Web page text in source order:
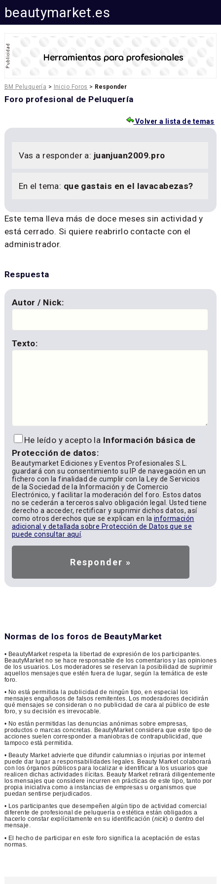
beautymarket.es
BM Peluquería > Inicio Foros > Responder
Foro profesional de Peluquería
Volver a lista de temas
Vas a responder a: juanjuan2009.pro
En el tema: que gastais en el lavacabezas?
Este tema lleva más de doce meses sin actividad y
está cerrado. Si quiere reabrirlo contacte con el
administrador.
Respuesta
Autor / Nick:
Texto:
He leído y acepto la Información básica de
Protección de datos:
Beautymarket Ediciones y Eventos Profesionales S.L.
guardará con su consentimiento su IP de navegación en un
fichero con la finalidad de cumplir con la Ley de Servicios
de la Sociedad de la Información y de Comercio
Electrónico, y facilitar la moderación del foro. Estos datos
no se cederán a terceros salvo obligación legal. Usted tiene
derecho a acceder, rectificar y suprimir dichos datos, así
como otros derechos que se explican en la información
adicional y detallada sobre Protección de Datos que se
puede consultar aquí.
Normas de los foros de BeautyMarket
• BeautyMarket respeta la libertad de expresión de los participantes.
BeautyMarket no se hace responsable de los comentarios y las opiniones
de los usuarios. Los moderadores se reservan la posibilidad de suprimir
aquellos mensajes que estén fuera de lugar, según la temática de este
foro.
• No está permitida la publicidad de ningún tipo, en especial los
mensajes engañosos de falsos remitentes. Los moderadores decidirán
qué mensajes se consideran o no publicidad de cara al público de este
foro, y su decisión es irrevocable.
• No están permitidas las denuncias anónimas sobre empresas,
productos o marcas concretas. BeautyMarket considera que este tipo de
acciones suelen corresponder a maniobras de contrapublicidad, que
tampoco está permitida.
• Beauty Market advierte que difundir calumnias o injurias por internet
puede dar lugar a responsabilidades legales. Beauty Market colaborará
con los órganos públicos para localizar e identificar a los usuarios que
realicen dichas actividades ilícitas. Beauty Market retirará diligentemente
los mensajes que considere incurren en prácticas de este tipo, tanto por
propia iniciativa como a instancias de empresas u organismos que
puedan sentirse perjudicados.
• Los participantes que desempeñen algún tipo de actividad comercial
diferente de profesional de peluquería o estética están obligados a
hacerlo constar explícitamente en su identificación (nick) o dentro del
mensaje.
• El hecho de participar en este foro significa la aceptación de estas
normas.